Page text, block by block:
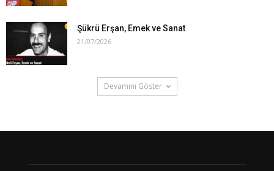
Şükrü Erşan, Emek ve Sanat
21/07/2026
Devamını Göster